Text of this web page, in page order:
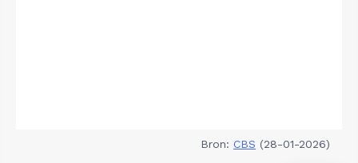
Bron: CBS (28-01-2026)